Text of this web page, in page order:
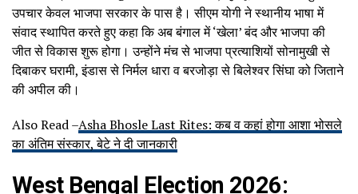
उपचार केवल भाजपा सरकार के पास है। सीएम योगी ने स्थानीय भाषा में
संवाद स्थापित करते हुए कहा कि अब बंगाल में ‘खेला’ बंद और भाजपा की
जीत से विकास शुरू होगा। उन्होंने मंच से भाजपा प्रत्याशियों सोनामुखी से
दिबाकर घरामी, इंडास से निर्मल धारा व बरजोड़ा से बिलेश्वर सिंघा को जिताने
की अपील की।
Also Read –Asha Bhosle Last Rites: कब व कहां होगा आशा भोसले
का अंतिम संस्कार, बेटे ने दी जानकारी
West Bengal Election 2026: